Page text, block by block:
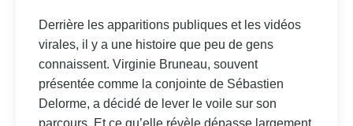
Derrière les apparitions publiques et les vidéos
virales, il y a une histoire que peu de gens
connaissent. Virginie Bruneau, souvent
présentée comme la conjointe de Sébastien
Delorme, a décidé de lever le voile sur son
parcours. Et ce qu’elle révèle dépasse largement